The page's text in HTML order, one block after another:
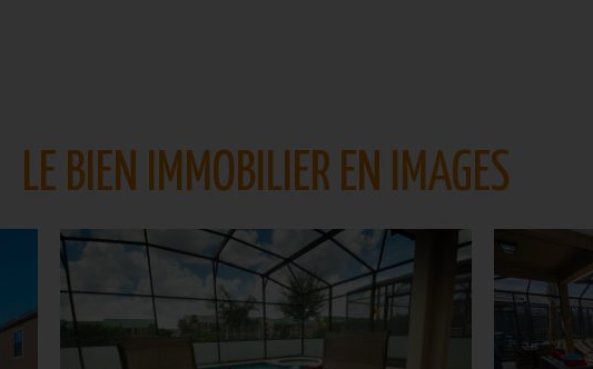
LE BIEN IMMOBILIER EN IMAGES